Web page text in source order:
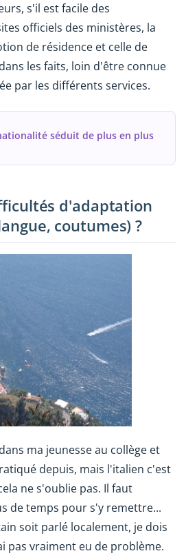
s'il est facile des
officiels des ministères, la
de résidence et celle de
les faits, loin d'être connue
par les différents services.
séduit de plus en plus
d'adaptation
coutumes) ?
ma jeunesse au collège et
depuis, mais l'italien c'est
ne s'oublie pas. Il faut
de temps pour s'y remettre...
soit parlé localement, je dois
pas vraiment eu de problème.